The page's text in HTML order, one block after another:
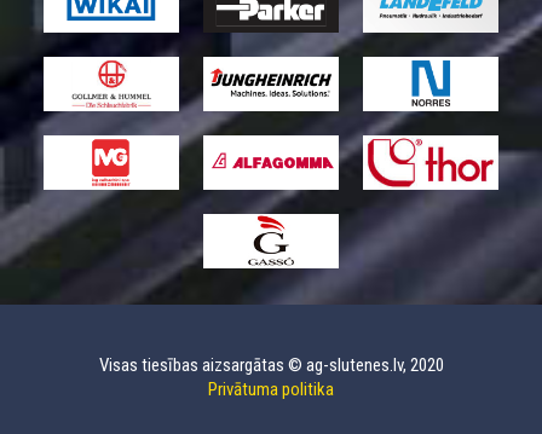
Visas tiesības aizsargātas © ag-slutenes.lv, 2020
Privātuma politika